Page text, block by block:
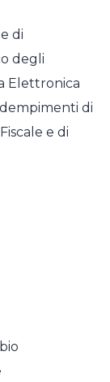
di
degli
Elettronica
di
e di